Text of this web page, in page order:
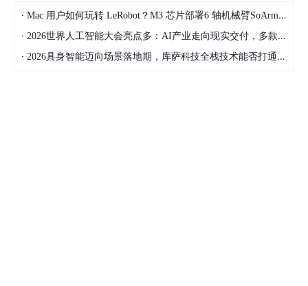
· Mac 用户如何玩转 LeRobot？M3 芯片部署6 轴机械臂SoArm101经验总结 第3篇
· 2026世界人工智能大会亮点多：AI产业走向现实交付，多款创新产品亮相！
· 2026具身智能迈向场景落地期，库萨科技全栈技术能否打通城市服务机器人规模化之路？